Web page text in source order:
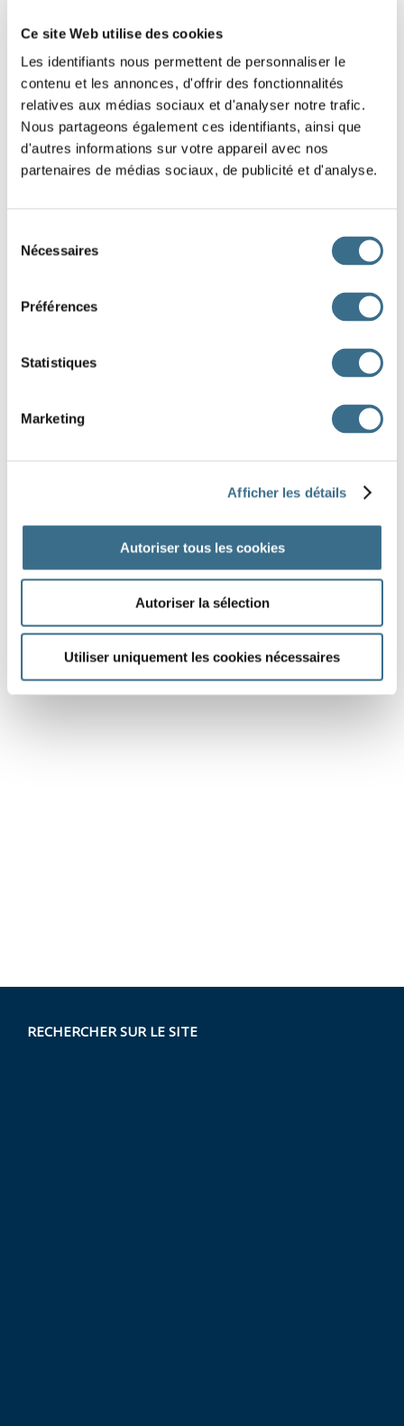
Ce site Web utilise des cookies
Les identifiants nous permettent de personnaliser le
contenu et les annonces, d'offrir des fonctionnalités
relatives aux médias sociaux et d'analyser notre trafic.
Nous partageons également ces identifiants, ainsi que
d'autres informations sur votre appareil avec nos
partenaires de médias sociaux, de publicité et d'analyse.
Nécessaires
Préférences
Statistiques
Marketing
Afficher les détails
Autoriser tous les cookies
Autoriser la sélection
Utiliser uniquement les cookies nécessaires
RECHERCHER SUR LE SITE